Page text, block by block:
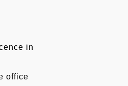
in
office